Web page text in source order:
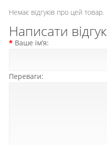
Немає відгуків про цей товар.
Написати відгук
Ваше ім’я:
Переваги: